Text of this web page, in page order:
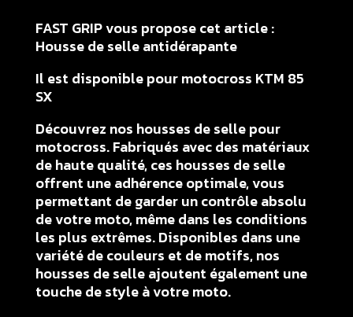
FAST GRIP vous propose cet article :
Housse de selle antidérapante
Il est disponible pour motocross KTM 85
SX
Découvrez nos housses de selle pour
motocross. Fabriqués avec des matériaux
de haute qualité, ces housses de selle
offrent une adhérence optimale, vous
permettant de garder un contrôle absolu
de votre moto, même dans les conditions
les plus extrêmes. Disponibles dans une
variété de couleurs et de motifs, nos
housses de selle ajoutent également une
touche de style à votre moto.